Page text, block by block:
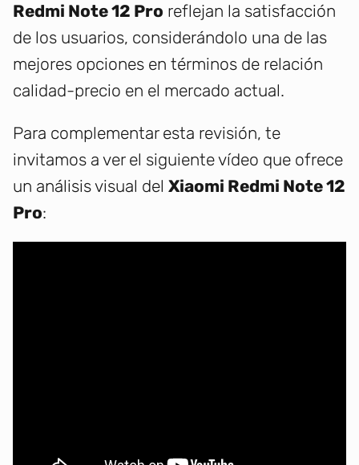
Redmi Note 12 Pro reflejan la satisfacción
de los usuarios, considerándolo una de las
mejores opciones en términos de relación
calidad-precio en el mercado actual.
Para complementar esta revisión, te
invitamos a ver el siguiente vídeo que ofrece
un análisis visual del Xiaomi Redmi Note 12
Pro: